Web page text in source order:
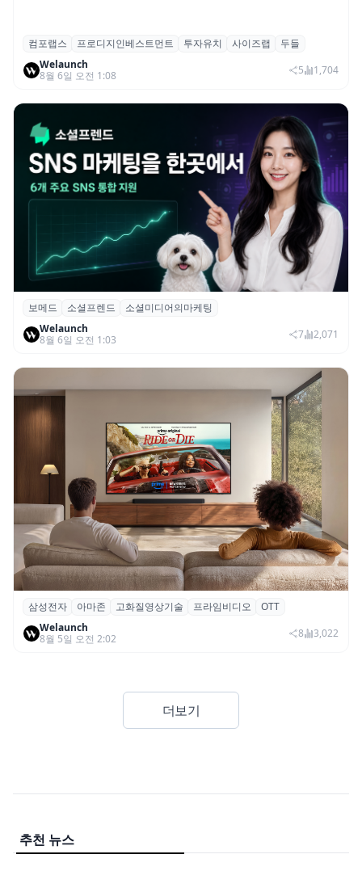
컴포랩스, 프로디지인베스트먼트로부터 시
드 투자 유치
컴포랩스 프로디지인베스트먼트 투자유치 사이즈랩
두들
Welaunch
8월 6일 오전 1:08
5 1,704
보메드 ‘소셜프렌드’, 유튜브·인스타 등 6개
SNS 마케팅 통합 지원
보메드 소셜프렌드
소셜미디어의마케팅
Welaunch
8월 6일 오전 1:03
7 2,071
삼성전자·아마존, 프라임 비디오에 ‘HDR10+
어드밴스드’ 적용
삼성전자 아마존 고화질영상기술 프라임비디오
OTT
Welaunch
8월 5일 오전 2:02
8 3,022
더보기
추천 뉴스